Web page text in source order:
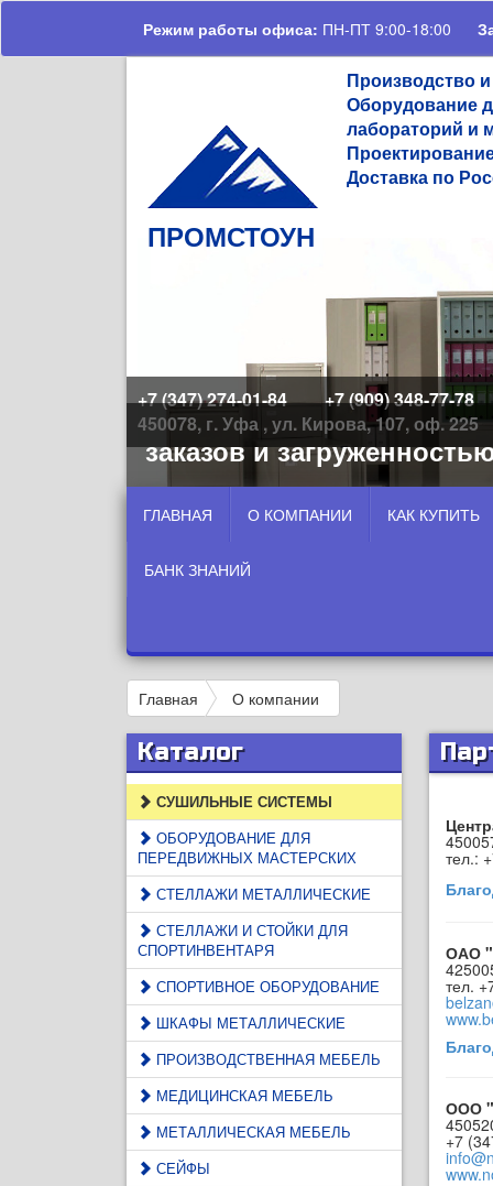
Режим работы офиса: ПН-ПТ 9:00-18:00
ПРОМСТОУН
Производство
Оборудование
лабораторий и
Доставка по
+7 (347) 274-01-84
+7 (909) 348-77-78
450078, г. Уфа , ул. Кирова, 107, оф. 225
заказов и загруженностью
ГЛАВНАЯ О КОМПАНИИ КАК КУПИТЬ
БАНК ЗНАНИЙ
Главная О компании
Каталог
СУШИЛЬНЫЕ СИСТЕМЫ
ОБОРУДОВАНИЕ ДЛЯ
ПЕРЕДВИЖНЫХ МАСТЕРСКИХ
СТЕЛЛАЖИ МЕТАЛЛИЧЕСКИЕ
СТЕЛЛАЖИ И СТОЙКИ ДЛЯ
СПОРТИНВЕНТАРЯ
СПОРТИВНОЕ ОБОРУДОВАНИЕ
ШКАФЫ МЕТАЛЛИЧЕСКИЕ
ПРОИЗВОДСТВЕННАЯ МЕБЕЛЬ
МЕДИЦИНСКАЯ МЕБЕЛЬ
МЕТАЛЛИЧЕСКАЯ МЕБЕЛЬ
СЕЙФЫ
тел.:
ОАО
тел.
ООО
+7